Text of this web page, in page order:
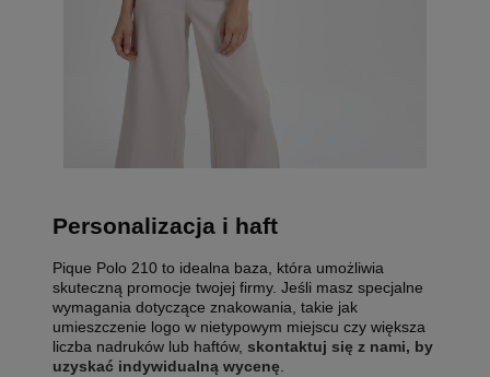
Personalizacja i haft
Pique Polo 210 to idealna baza, która umożliwia
skuteczną promocje twojej firmy. Jeśli masz specjalne
wymagania dotyczące znakowania, takie jak
umieszczenie logo w nietypowym miejscu czy większa
liczba nadruków lub haftów, skontaktuj się z nami, by
uzyskać indywidualną wycenę